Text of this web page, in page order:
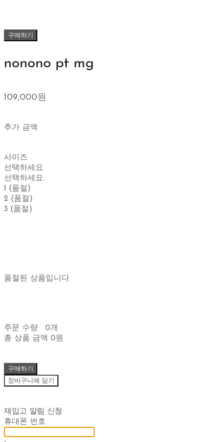
구매하기
nonono pt mg
109,000원
추가 금액
사이즈
선택하세요.
선택하세요.
1 (품절)
2 (품절)
3 (품절)
품절된 상품입니다.
주문 수량
0개
총 상품 금액 0원
구매하기
장바구니에 담기
재입고 알림 신청
휴대폰 번호